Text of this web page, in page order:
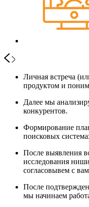
Личная встреча
продуктом и
Далее мы
конкурентов.
Формирование
поисковых
После выявления
исследования
согласовывем с
После
мы начинаем